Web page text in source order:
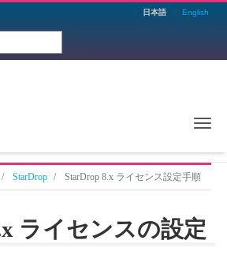
日本語 English
StarDrop StarDrop 8.x ライセンス設定手順
ライセンスの設定